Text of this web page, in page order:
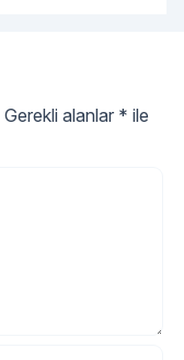
Gerekli alanlar * ile